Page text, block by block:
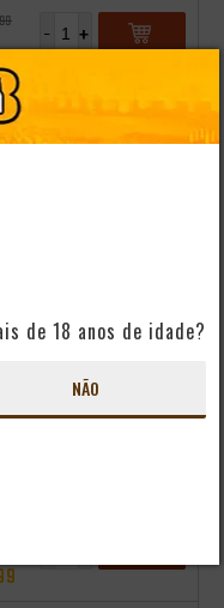
+
-
DO
CLUBE
de 18 anos de idade?
NÃO